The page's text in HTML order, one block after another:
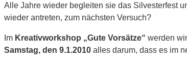
Alle Jahre wieder begleiten sie das Silvesterfest
wieder antreten, zum nächsten Versuch?
Im Kreativworkshop „Gute Vorsätze“ werden
Samstag, den 9.1.2010 alles darum, dass es im